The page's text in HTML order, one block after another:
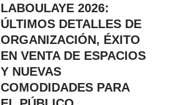
LABOULAYE 2026:
ÚLTIMOS DETALLES DE
ORGANIZACIÓN, ÉXITO
EN VENTA DE ESPACIOS
Y NUEVAS
COMODIDADES PARA